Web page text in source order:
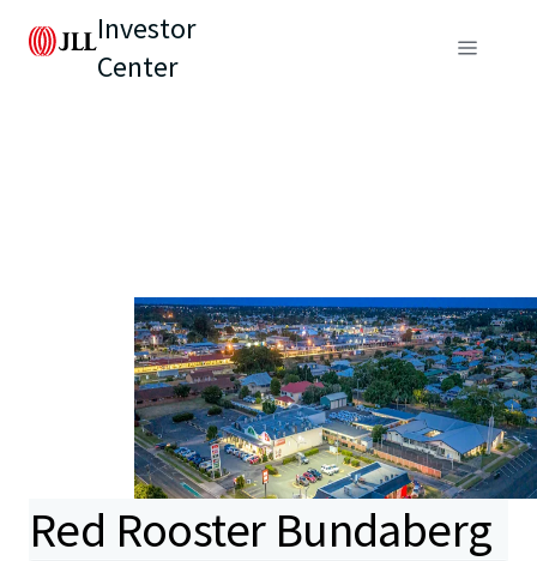
Investor
Center
Red Rooster Bundaberg